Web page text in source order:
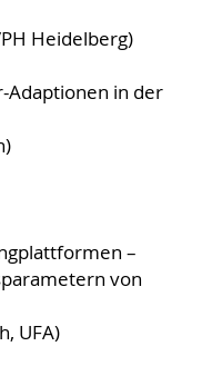
Heidelberg)
Adaptionen in der
–
von
UFA)